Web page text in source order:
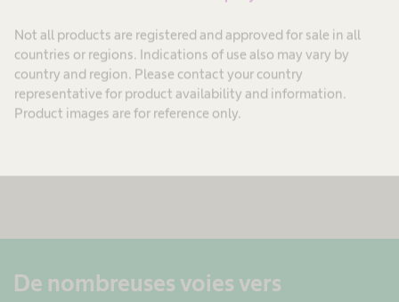
Not all products are registered and approved for sale in all
countries or regions. Indications of use also may vary by
country and region. Please contact your country
representative for product availability and information.
Product images are for reference only.
De nombreuses voies vers